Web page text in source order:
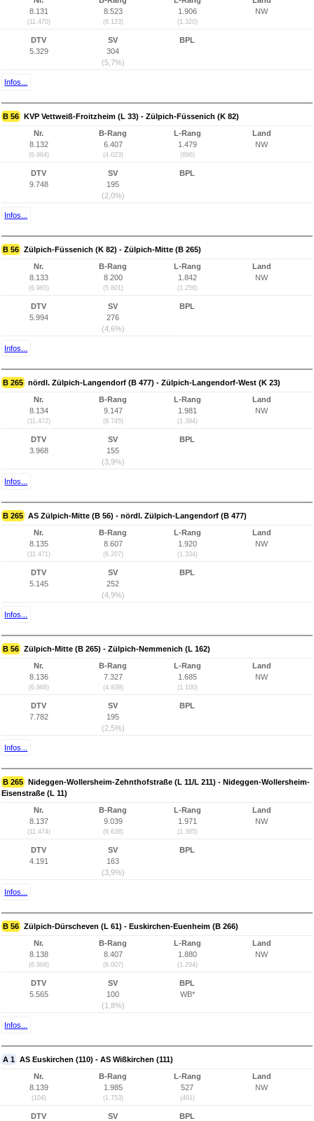
8.131
(11.470)
8.523
(6.123)
1.906
(1.320)
NW
DTV
5.329
SV
304
(5,7%)
BPL
Infos...
B 56 KVP Vettweiß-Froitzheim (L 33) - Zülpich-Füssenich (K 82)
Nr.
8.132
(6.964)
B-Rang
6.407
(4.023)
L-Rang
1.479
(896)
Land
NW
DTV
9.748
SV
195
(2,0%)
BPL
Infos...
B 56 Zülpich-Füssenich (K 82) - Zülpich-Mitte (B 265)
Nr.
8.133
(6.965)
B-Rang
8.200
(5.801)
L-Rang
1.842
(1.256)
Land
NW
DTV
5.994
SV
276
(4,6%)
BPL
Infos...
B 265 nördl. Zülpich-Langendorf (B 477) - Zülpich-Langendorf-West (K 23)
Nr.
8.134
(11.472)
B-Rang
9.147
(6.745)
L-Rang
1.981
(1.394)
Land
NW
DTV
3.968
SV
155
(3,9%)
BPL
Infos...
B 265 AS Zülpich-Mitte (B 56) - nördl. Zülpich-Langendorf (B 477)
Nr.
8.135
(11.471)
B-Rang
8.607
(6.207)
L-Rang
1.920
(1.334)
Land
NW
DTV
5.145
SV
252
(4,9%)
BPL
Infos...
B 56 Zülpich-Mitte (B 265) - Zülpich-Nemmenich (L 162)
Nr.
8.136
(6.966)
B-Rang
7.327
(4.938)
L-Rang
1.685
(1.100)
Land
NW
DTV
7.782
SV
195
(2,5%)
BPL
Infos...
B 265 Nideggen-Wollersheim-Zehnthofstraße (L 11/L 211) - Nideggen-Wollersheim-
Eisenstraße (L 11)
Nr.
8.137
(11.474)
B-Rang
9.039
(6.638)
L-Rang
1.971
(1.385)
Land
NW
DTV
4.191
SV
163
(3,9%)
BPL
Infos...
B 56 Zülpich-Dürscheven (L 61) - Euskirchen-Euenheim (B 266)
Nr.
8.138
(6.968)
B-Rang
8.407
(6.007)
L-Rang
1.880
(1.294)
Land
NW
DTV
5.565
SV
100
(1,8%)
BPL
WB*
Infos...
A 1 AS Euskirchen (110) - AS Wißkirchen (111)
Nr.
8.139
(104)
B-Rang
1.985
(1.753)
L-Rang
527
(491)
Land
NW
DTV
SV
BPL